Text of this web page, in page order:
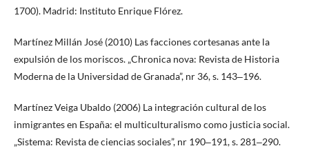
1700). Madrid: Instituto Enrique Flórez.
Martínez Millán José (2010) Las facciones cortesanas ante la
expulsión de los moriscos. „Chronica nova: Revista de Historia
Moderna de la Universidad de Granada”, nr 36, s. 143‒196.
Martínez Veiga Ubaldo (2006) La integración cultural de los
inmigrantes en España: el multiculturalismo como justicia social.
„Sistema: Revista de ciencias sociales”, nr 190‒191, s. 281‒290.